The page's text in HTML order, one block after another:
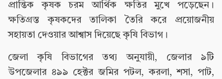
প্রান্তিক কৃষক চরম আর্থিক ক্ষতির মুখে পড়েছেন।
ক্ষতিগ্রস্ত কৃষকদের তালিকা তৈরি করে প্রয়োজনীয়
সহায়তা দেওয়ার আশ্বাস দিয়েছে কৃষি বিভাগ।
জেলা কৃষি বিভাগের তথ্য অনুযায়ী, জেলার ৯টি
উপজেলার ৪৯৯ হেক্টর জমির পটল, করলা, শসা, পাট,